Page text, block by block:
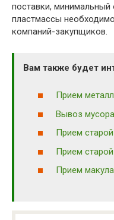
поставки, минимальный
пластмассы
компаний-закупщиков.
Вам также будет
Прием
Вывоз
Прием старой
Прием
Прием